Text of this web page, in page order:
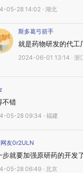
05-28 14:02 · 湖北
斯多葛弓箭手
就是药物研发的代工
2024-06-01 13:14 · 浙
不错
05-28 09:34 · 福建
友0r2ULN
步就要加强原研药的开发
05-28 06:49 · 北京